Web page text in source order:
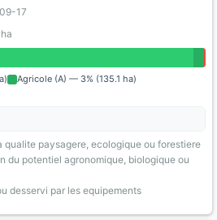
17
Agricole (A) — 3% (135.1 ha)
paysagere, ecologique ou forestiere
du potentiel agronomique, biologique ou
desservi par les equipements